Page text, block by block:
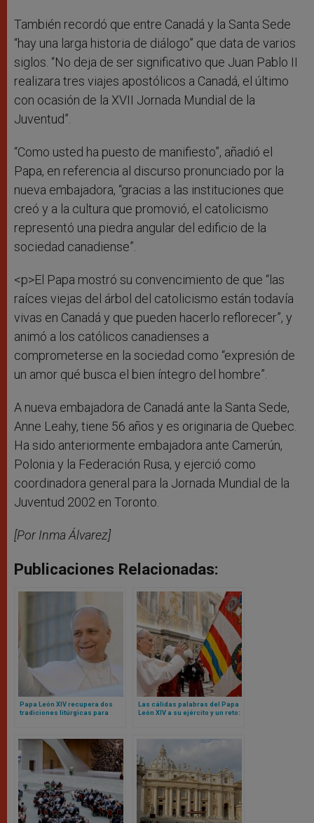
También recordó que entre Canadá y la Santa Sede
“hay una larga historia de diálogo” que data de varios
siglos. “No deja de ser significativo que Juan Pablo II
realizara tres viajes apostólicos a Canadá, el último
con ocasión de la XVII Jornada Mundial de la
Juventud”.
“Como usted ha puesto de manifiesto”, añadió el
Papa, en referencia al discurso pronunciado por la
nueva embajadora, “gracias a las instituciones que
creó y a la cultura que promovió, el catolicismo
representó una piedra angular del edificio de la
sociedad canadiense”.
<p>El Papa mostró su convencimiento de que “las
raíces viejas del árbol del catolicismo están todavía
vivas en Canadá y que pueden hacerlo reflorecer”, y
animó a los católicos canadienses a
comprometerse en la sociedad como “expresión de
un amor qué busca el bien íntegro del hombre”.
A nueva embajadora de Canadá ante la Santa Sede,
Anne Leahy, tiene 56 años y es originaria de Quebec.
Ha sido anteriormente embajadora ante Camerún,
Polonia y la Federación Rusa, y ejerció como
coordinadora general para la Jornada Mundial de la
Juventud 2002 en Toronto.
[Por Inma Álvarez]
Publicaciones Relacionadas:
Papa León XIV recupera dos
tradiciones litúrgicas para
Las cálidas palabras del Papa
León XIV a su ejército y un reto: